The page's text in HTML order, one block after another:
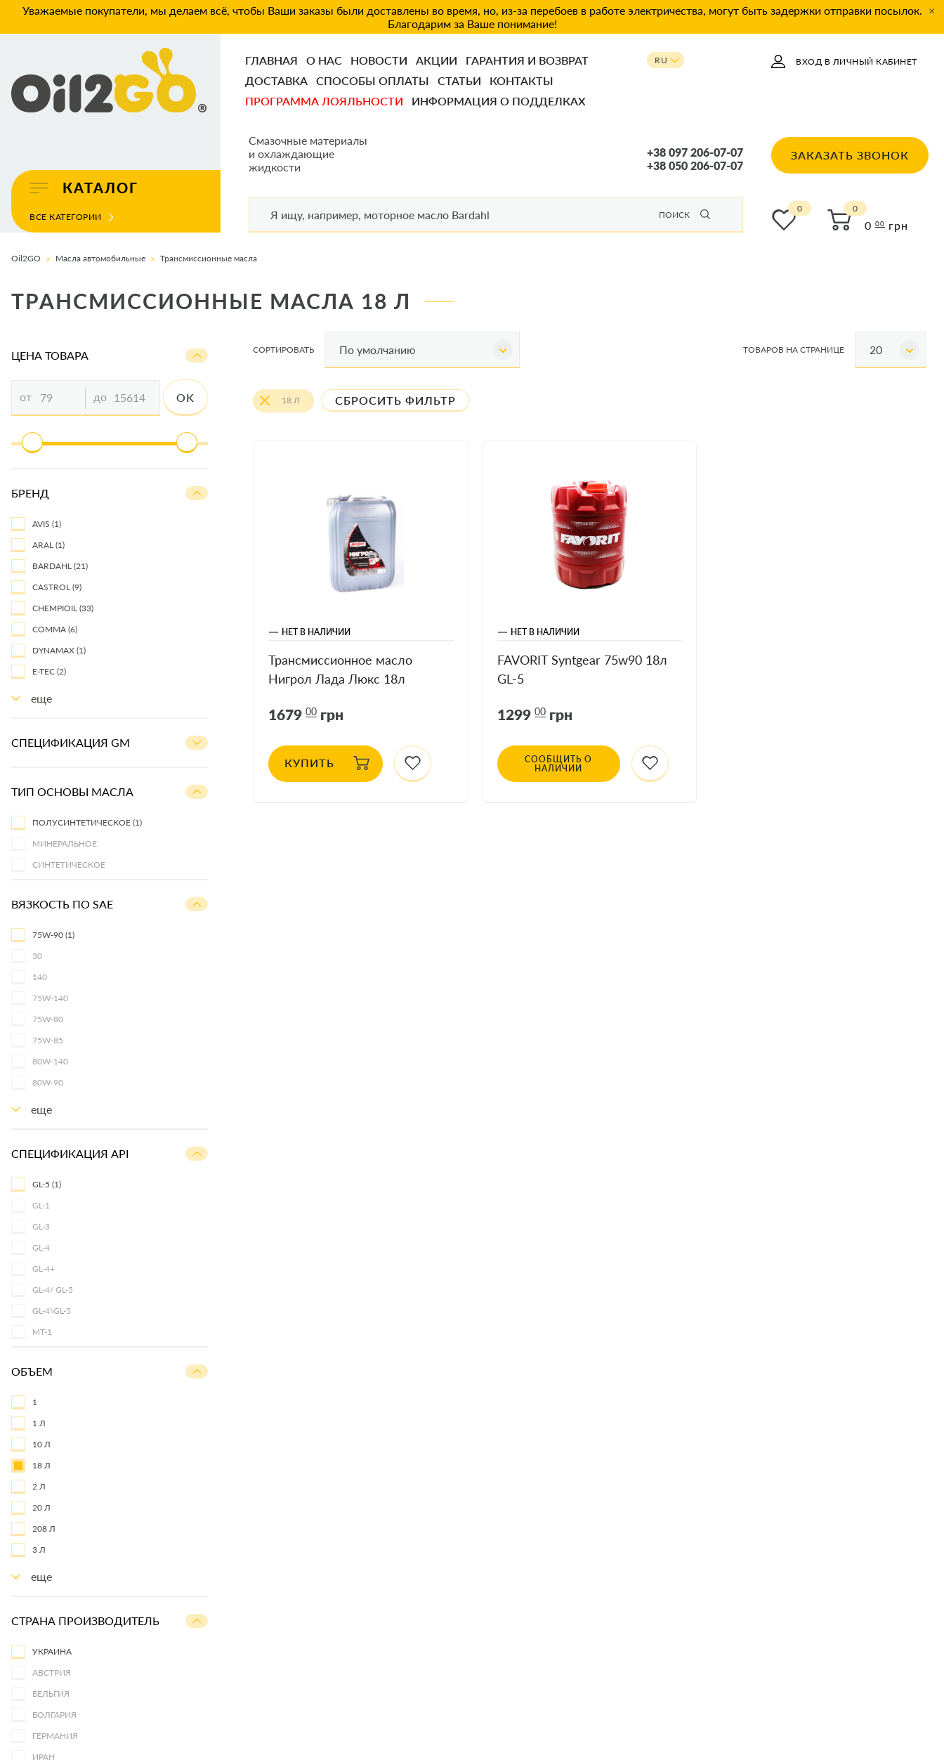
Уважаемые покупатели, мы делаем всё, чтобы Ваши заказы были доставлены во время, но, из-за перебоев в работе электричества, могут быть задержки отправки посылок.
Благодарим за Ваше понимание!
×
КАТАЛОГ
ВСЕ КАТЕГОРИИ
ГЛАВНАЯ О НАС НОВОСТИ АКЦИИ
ГАРАНТИЯ И ВОЗВРАТ
ДОСТАВКА
СПОСОБЫ ОПЛАТЫ СТАТЬИ
КОНТАКТЫ
ПРОГРАММА ЛОЯЛЬНОСТИ
ИНФОРМАЦИЯ О ПОДДЕЛКАХ
Смазочные материалы
и охлаждающие
жидкости
RU
+38 097 206-07-07
+38 050 206-07-07
ПОИСК
ВХОД В ЛИЧНЫЙ КАБИНЕТ
ЗАКАЗАТЬ ЗВОНОК
0
0 00 грн
Oil2GO Масла автомобильные Трансмиссионные масла
ТРАНСМИССИОННЫЕ МАСЛА 18 Л
ЦЕНА ТОВАРА
от до OK
БРЕНД
AVIS (1)
ARAL (1)
BARDAHL (21)
CASTROL (9)
CHEMPIOIL (33)
COMMA (6)
DYNAMAX (1)
E-TEC (2)
еще
СПЕЦИФИКАЦИЯ GM
ТИП ОСНОВЫ МАСЛА
ПОЛУСИНТЕТИЧЕСКОЕ (1)
МИНЕРАЛЬНОЕ
СИНТЕТИЧЕСКОЕ
ВЯЗКОСТЬ ПО SAE
75W-90 (1)
30
140
75W-140
75W-80
75W-85
80W-140
80W-90
еще
СПЕЦИФИКАЦИЯ API
GL-5 (1)
GL-1
GL-3
GL-4
GL-4+
GL-4/ GL-5
GL-4\GL-5
MT-1
ОБЪЕМ
1
1 Л
10 Л
18 Л
2 Л
20 Л
208 Л
3 Л
еще
СТРАНА ПРОИЗВОДИТЕЛЬ
УКРАИНА
АВСТРИЯ
БЕЛЬГИЯ
БОЛГАРИЯ
ГЕРМАНИЯ
ИРАН
СОРТИРОВАТЬ По умолчанию ТОВАРОВ НА СТРАНИЦЕ 20
18 Л СБРОСИТЬ ФИЛЬТР
НЕТ В НАЛИЧИИ
Трансмиссионное масло
Нигрол Лада Люкс 18л
1679 00 грн
КУПИТЬ
НЕТ В НАЛИЧИИ
FAVORIT Syntgear 75w90 18л
GL-5
1299 00 грн
СООБЩИТЬ О
НАЛИЧИИ